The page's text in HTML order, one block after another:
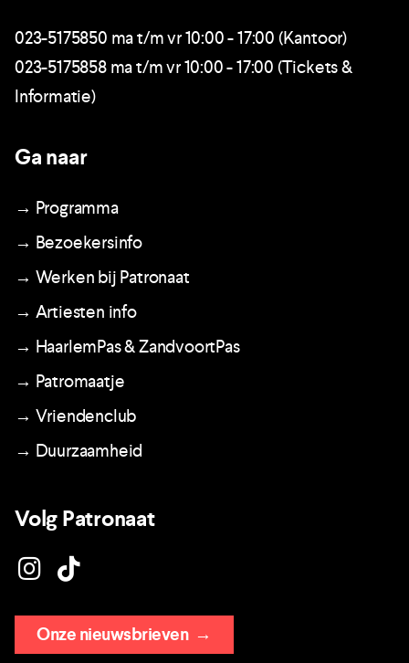
023-5175850 ma t/m vr 10:00 - 17:00 (Kantoor)
023-5175858 ma t/m vr 10:00 - 17:00 (Tickets &
Informatie)
Ga naar
→ Programma
→ Bezoekersinfo
→ Werken bij Patronaat
→ Artiesten info
→ HaarlemPas & ZandvoortPas
→ Patromaatje
→ Vriendenclub
→ Duurzaamheid
Volg Patronaat
Onze nieuwsbrieven→